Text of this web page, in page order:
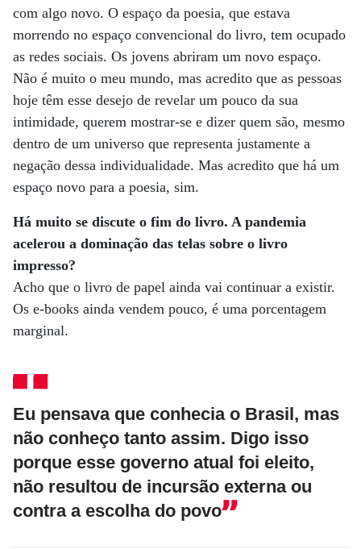
com algo novo. O espaço da poesia, que estava
morrendo no espaço convencional do livro, tem ocupado
as redes sociais. Os jovens abriram um novo espaço.
Não é muito o meu mundo, mas acredito que as pessoas
hoje têm esse desejo de revelar um pouco da sua
intimidade, querem mostrar-se e dizer quem são, mesmo
dentro de um universo que representa justamente a
negação dessa individualidade. Mas acredito que há um
espaço novo para a poesia, sim.
Há muito se discute o fim do livro. A pandemia
acelerou a dominação das telas sobre o livro
impresso?
Acho que o livro de papel ainda vai continuar a existir.
Os e-books ainda vendem pouco, é uma porcentagem
marginal.
Eu pensava que conhecia o Brasil, mas
não conheço tanto assim. Digo isso
porque esse governo atual foi eleito,
não resultou de incursão externa ou
contra a escolha do povo